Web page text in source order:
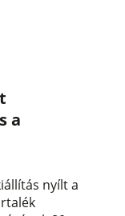
a
nyílt a